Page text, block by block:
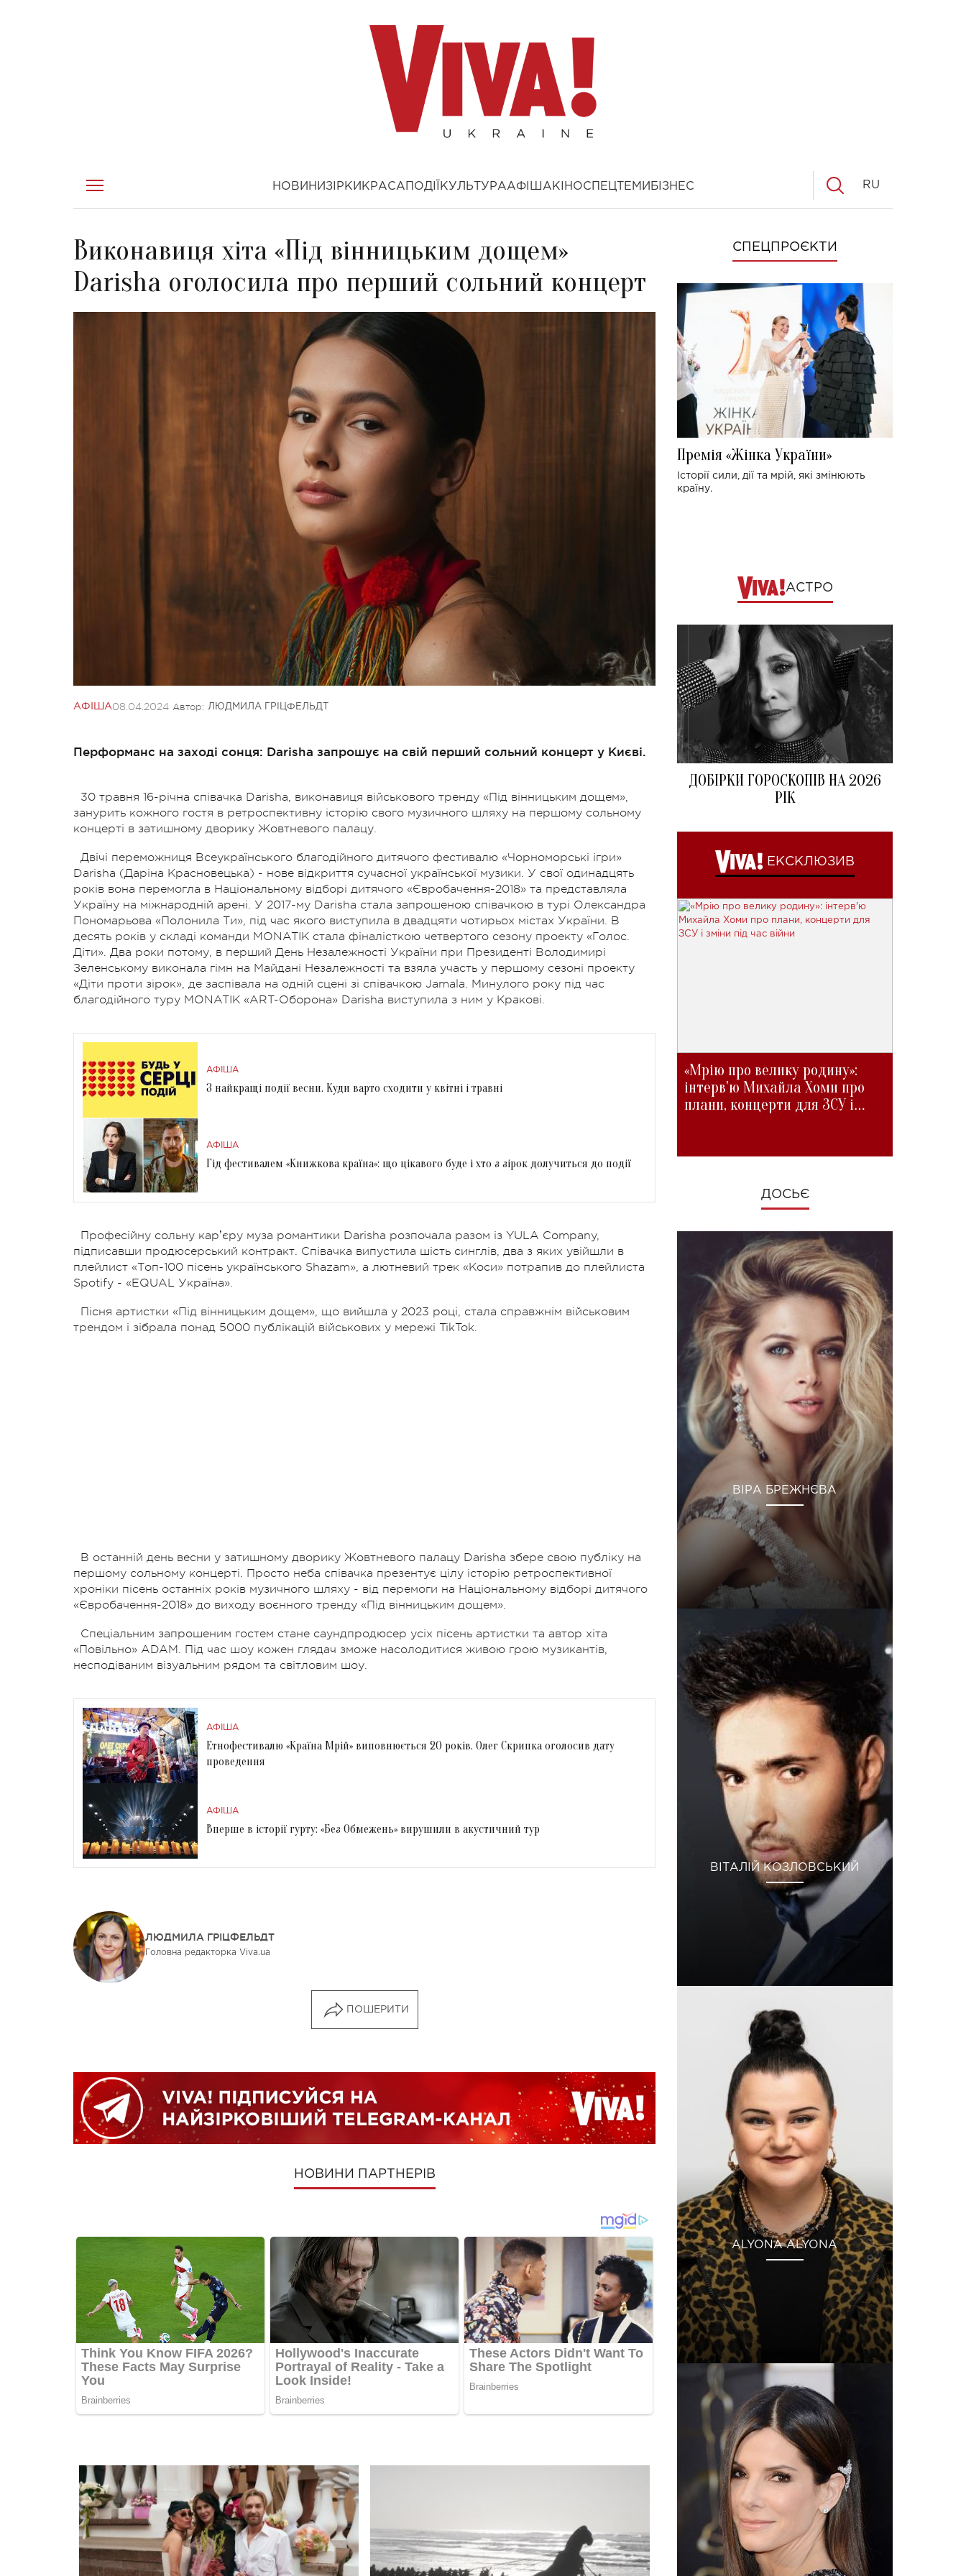
НОВИНИ ЗІРКИ КРАСА ПОДІЇ КУЛЬТУРААФІША КІНОСПЕЦТЕМИ БІЗНЕС RU
Виконавиця хіта «Під вінницьким дощем»
Darisha оголосила про перший сольний концерт
АФІША08.04.2024 Автор: ЛЮДМИЛА ГРІЦФЕЛЬДТ
Перформанс на заході сонця: Darisha запрошує на свій перший сольний концерт у Києві.
30 травня 16-річна співачка Darisha, виконавиця військового тренду «Під вінницьким дощем»,
занурить кожного гостя в ретроспективну історію свого музичного шляху на першому сольному
концерті в затишному дворику Жовтневого палацу.
Двічі переможниця Всеукраїнського благодійного дитячого фестивалю «Чорноморські ігри»
Darisha (Даріна Красновецька) - нове відкриття сучасної української музики. У свої одинадцять
років вона перемогла в Національному відборі дитячого «Євробачення-2018» та представляла
Україну на міжнародній арені. У 2017-му Darisha стала запрошеною співачкою в турі Олександра
Пономарьова «Полонила Ти», під час якого виступила в двадцяти чотирьох містах України. В
десять років у складі команди MONATIK стала фіналісткою четвертого сезону проекту «Голос.
Діти». Два роки потому, в перший День Незалежності України при Президенті Володимирі
Зеленському виконала гімн на Майдані Незалежності та взяла участь у першому сезоні проекту
«Діти проти зірок», де заспівала на одній сцені зі співачкою Jamala. Минулого року під час
благодійного туру MONATIK «ART-Оборона» Darisha виступила з ним у Кракові.
АФІША
3 найкращі події весни. Куди варто сходити у квітні і травні
АФІША
Гід фестивалем «Книжкова країна»: що цікавого буде і хто з зірок долучиться до події
Професійну сольну карʼєру муза романтики Darisha розпочала разом із YULA Company,
підписавши продюсерський контракт. Співачка випустила шість синглів, два з яких увійшли в
плейлист «Топ-100 пісень українського Shazam», а лютневий трек «Коси» потрапив до плейлиста
Spotify - «EQUAL Україна».
Пісня артистки «Під вінницьким дощем», що вийшла у 2023 році, стала справжнім військовим
трендом і зібрала понад 5000 публікацій військових у мережі TikTok.
В останній день весни у затишному дворику Жовтневого палацу Darisha збере свою публіку на
першому сольному концерті. Просто неба співачка презентує цілу історію ретроспективної
хроніки пісень останніх років музичного шляху - від перемоги на Національному відборі дитячого
«Євробачення-2018» до виходу воєнного тренду «Під вінницьким дощем».
Спеціальним запрошеним гостем стане саундпродюсер усіх пісень артистки та автор хіта
«Повільно» ADAM. Під час шоу кожен глядач зможе насолодитися живою грою музикантів,
несподіваним візуальним рядом та світловим шоу.
АФІША
Етнофестивалю «Країна Мрій» виповнюється 20 років. Олег Скрипка оголосив дату
проведення
АФІША
Вперше в історії гурту: «Без Обмежень» вирушили в акустичний тур
ЛЮДМИЛА ГРІЦФЕЛЬДТ
Головна редакторка Viva.ua
ПОШЕРИТИ
НОВИНИ ПАРТНЕРІВ
СПЕЦПРОЄКТИ
Премія «Жінка України»
Історії сили, дії та мрій, які змінюють
країну.
АСТРО
ДОБІРКИ ГОРОСКОПІВ НА 2026
РІК
ЕКСКЛЮЗИВ
«Мрію про велику родину»:
інтерв'ю Михайла Хоми про
плани, концерти для ЗСУ і
ДОСЬЄ
ВІРА БРЕЖНЄВА
ВІТАЛІЙ КОЗЛОВСЬКИЙ
ALYONA ALYONA